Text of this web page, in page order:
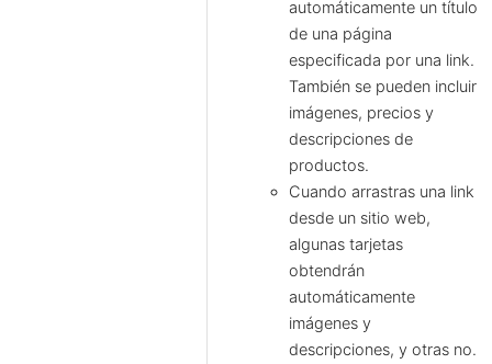
automáticamente un título
de una página
especificada por una link.
También se pueden incluir
imágenes, precios y
descripciones de
productos.
Cuando arrastras una link
desde un sitio web,
algunas tarjetas
obtendrán
automáticamente
imágenes y
descripciones, y otras no.